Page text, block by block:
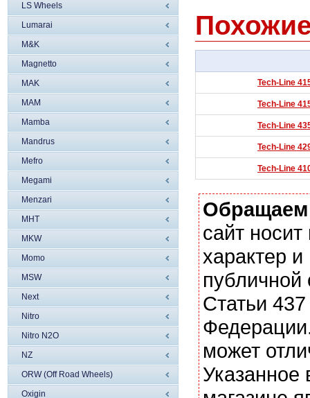
LS Wheels
Lumarai
M&K
Magnetto
MAK
MAM
Mamba
Mandrus
Mefro
Megami
Menzari
MHT
MKW
Momo
MSW
Next
Nitro
Nitro N2O
NZ
ORW (Off Road Wheels)
Oxigin
Tech-Line
Tech-Line
Tech-Line
Tech-Line
Tech-Line
сайт
характер
Статьи
может